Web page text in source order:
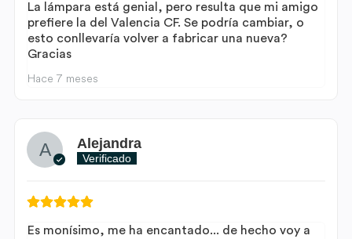
La lámpara está genial, pero resulta que mi amigo
prefiere la del Valencia CF. Se podría cambiar, o
esto conllevaría volver a fabricar una nueva?
Gracias
Hace 7 meses
Alejandra
Verificado
Es monísimo, me ha encantado... de hecho voy a